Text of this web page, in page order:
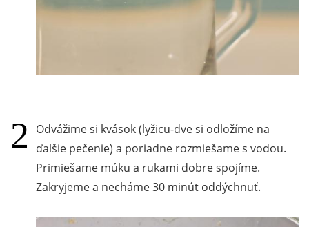
Odvážime si kvások (lyžicu-dve si odložíme na
ďalšie pečenie) a poriadne rozmiešame s vodou.
Primiešame múku a rukami dobre spojíme.
Zakryjeme a necháme 30 minút oddýchnuť.